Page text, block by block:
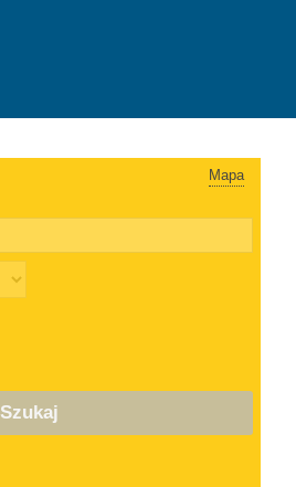
Mapa
Szukaj